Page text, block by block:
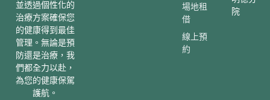
並透過個性化的
治療方案確保您
的健康得到最佳
管理。無論是預
防還是治療，我
們都全力以赴，
為您的健康保駕
護航。
院
場地租
借
線上預
約